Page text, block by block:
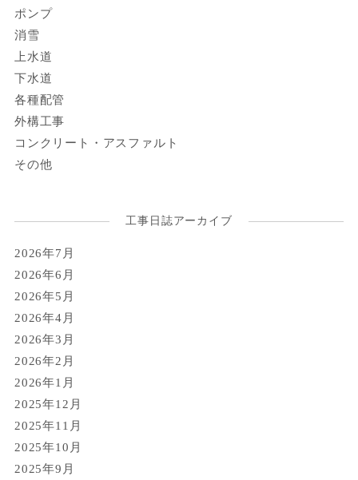
ポンプ
消雪
上水道
下水道
各種配管
外構工事
コンクリート・アスファルト
その他
工事日誌アーカイブ
2026年7月
2026年6月
2026年5月
2026年4月
2026年3月
2026年2月
2026年1月
2025年12月
2025年11月
2025年10月
2025年9月